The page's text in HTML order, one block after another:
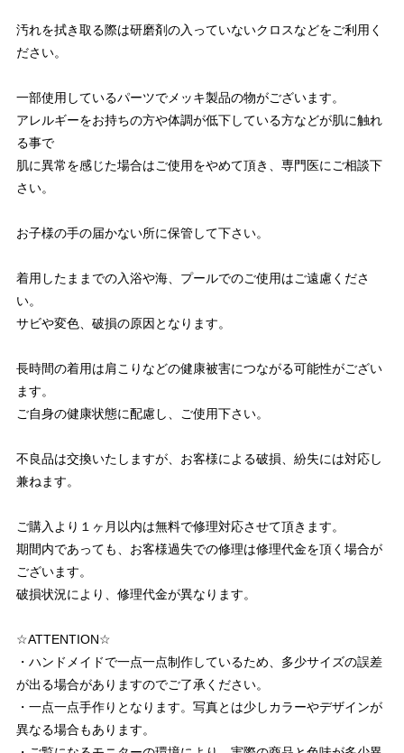
汚れを拭き取る際は研磨剤の入っていないクロスなどをご利用く
ださい。
一部使用しているパーツでメッキ製品の物がございます。
アレルギーをお持ちの方や体調が低下している方などが肌に触れ
る事で
肌に異常を感じた場合はご使用をやめて頂き、専門医にご相談下
さい。
お子様の手の届かない所に保管して下さい。
着用したままでの入浴や海、プールでのご使用はご遠慮くださ
い。
サビや変色、破損の原因となります。
長時間の着用は肩こりなどの健康被害につながる可能性がござい
ます。
ご自身の健康状態に配慮し、ご使用下さい。
不良品は交換いたしますが、お客様による破損、紛失には対応し
兼ねます。
ご購入より１ヶ月以内は無料で修理対応させて頂きます。
期間内であっても、お客様過失での修理は修理代金を頂く場合が
ございます。
破損状況により、修理代金が異なります。
☆ATTENTION☆
・ハンドメイドで一点一点制作しているため、多少サイズの誤差
が出る場合がありますのでご了承ください。
・一点一点手作りとなります。写真とは少しカラーやデザインが
異なる場合もあります。